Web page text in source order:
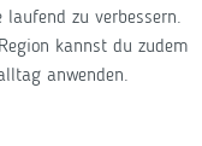
zu verbessern.
kannst du zudem
anwenden.